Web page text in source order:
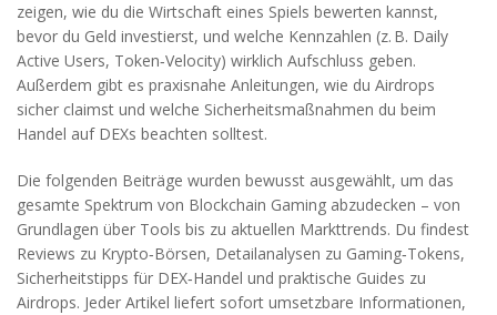
zeigen, wie du die Wirtschaft eines Spiels bewerten kannst,
bevor du Geld investierst, und welche Kennzahlen (z. B. Daily
Active Users, Token‑Velocity) wirklich Aufschluss geben.
Außerdem gibt es praxisnahe Anleitungen, wie du Airdrops
sicher claimst und welche Sicherheitsmaßnahmen du beim
Handel auf DEXs beachten solltest.
Die folgenden Beiträge wurden bewusst ausgewählt, um das
gesamte Spektrum von Blockchain Gaming abzudecken – von
Grundlagen über Tools bis zu aktuellen Markttrends. Du findest
Reviews zu Krypto‑Börsen, Detailanalysen zu Gaming‑Tokens,
Sicherheitstipps für DEX‑Handel und praktische Guides zu
Airdrops. Jeder Artikel liefert sofort umsetzbare Informationen,